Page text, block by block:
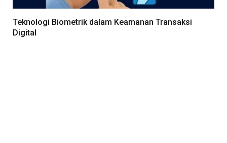
Teknologi Biometrik dalam Keamanan Transaksi
Digital